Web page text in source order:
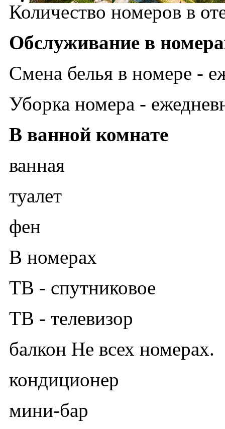
Количество номеров в
Обслуживание в
Смена белья в номере -
Уборка номера -
В ванной комнате
ванная
туалет
фен
В номерах
ТВ - спутниковое
ТВ - телевизор
балкон Не всех номерах.
кондиционер
мини-бар